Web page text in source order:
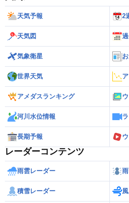
天気予報 2
天気図
気象衛星
世界天気
アメダスランキング
河川水位情報
長期予報
レーダーコンテンツ
雨雲レーダー
積雪レーダー